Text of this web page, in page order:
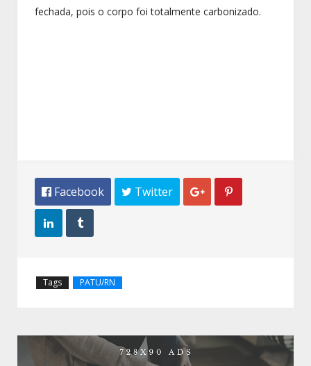
fechada, pois o corpo foi totalmente carbonizado.
 Facebook  Twitter  
 
Tags PATU/RN